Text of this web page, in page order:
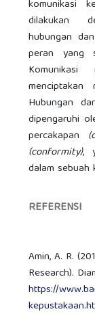
komunikasi
dilakukan
hubungan
peran yang
Hubungan
dipengaruhi
percakapan
(conformity),
dalam sebuah
REFERENSI
Amin, A. R.
Research).
https://